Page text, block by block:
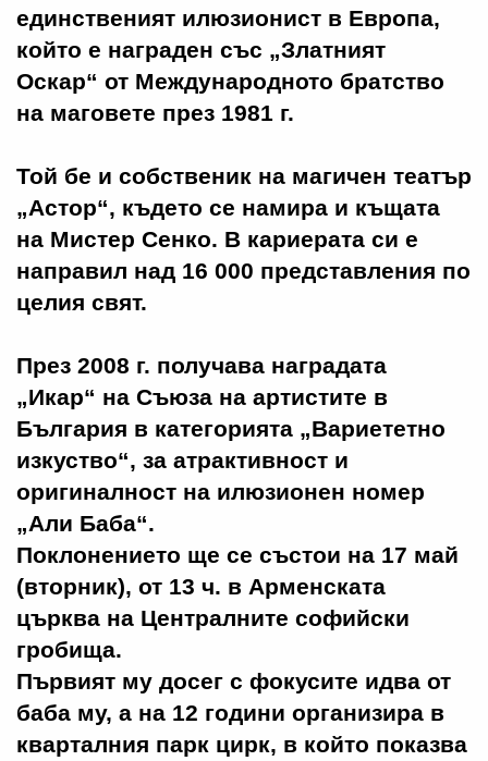
единственият илюзионист в Европа,
който е награден със „Златният
Оскар“ от Международното братство
на маговете през 1981 г.
Той бе и собственик на магичен театър
„Астор“, където се намира и къщата
на Мистер Сенко. В кариерата си е
направил над 16 000 представления по
целия свят.
През 2008 г. получава наградата
„Икар“ на Съюза на артистите в
България в категорията „Вариететно
изкуство“, за атрактивност и
оригиналност на илюзионен номер
„Али Баба“.
Поклонението ще се състои на 17 май
(вторник), от 13 ч. в Арменската
църква на Централните софийски
гробища.
Първият му досег с фокусите идва от
баба му, а на 12 години организира в
кварталния парк цирк, в който показва